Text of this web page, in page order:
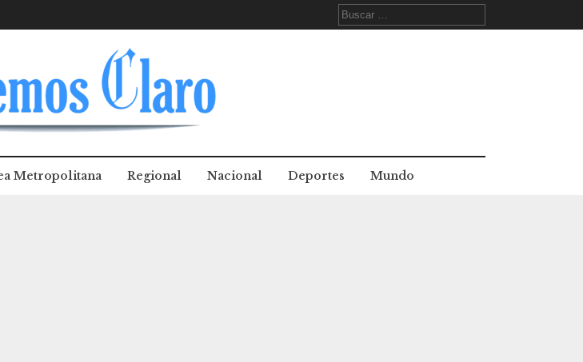
Buscar:
Metropolitana Regional Nacional Deportes Mundo